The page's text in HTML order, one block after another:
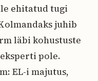
ehitatud tugi
juhib
läbi kohustuste
pole.
EL-i majutus,